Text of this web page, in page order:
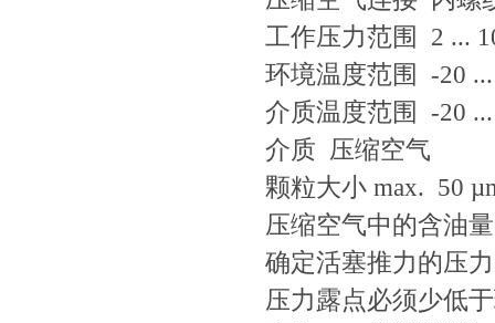
工作压力范围 2 ...
环境温度范围 -20 ...
介质温度范围 -20 ...
介质 压缩空气
颗粒大小 max. 50
压缩空气中的含油
确定活塞推力的压
压力露点必须少低